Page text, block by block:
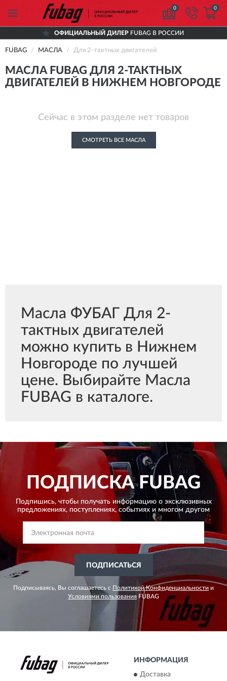
0 0
ОФИЦИАЛЬНЫЙ ДИЛЕРFUBAG В РОССИИ
FUBAG МАСЛА Для 2-тактных двигателей
МАСЛА FUBAG ДЛЯ 2-ТАКТНЫХ
ДВИГАТЕЛЕЙ В НИЖНЕМ НОВГОРОДЕ
Сейчас в этом разделе нет товаров
СМОТРЕТЬ ВСЕ МАСЛА
Масла ФУБАГ Для 2-
тактных двигателей
можно купить в Нижнем
Новгороде по лучшей
цене. Выбирайте Масла
FUBAG в каталоге.
ПОДПИСКАFUBAG
Подпишись, чтобы получать информацию о эксклюзивных
предложениях, поступлениях, событиях и многом другом
ПОДПИСАТЬСЯ
Подписываясь, Вы соглашаетесь с Политикой Конфиденциальности и
Условиями пользования FUBAG
ИНФОРМАЦИЯ
Доставка